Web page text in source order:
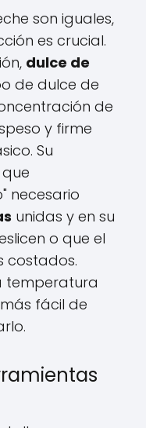
son iguales,
es crucial.
dulce de
de dulce de
de
y firme
Su
necesario
unidas y en su
o que el
costados.
temperatura
fácil de